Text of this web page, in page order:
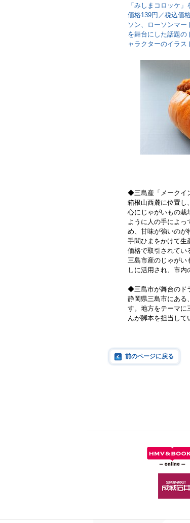
「みしまコロッケ
価格139円／税込価
ソン、ローソンマ
を舞台にした話題
ャラクターのイラス
◆三島産「メークイ
箱根山西麓に位置し
心にじゃがいもの栽
ように人の手によっ
め、甘味が強いのが
手間ひまをかけて生
価格で取引されてい
三島市産のじゃがい
しに活用され、市内
◆三島市が舞台のド
静岡県三島市にある
す。地方をテーマに
んが脚本を担当して
前のページに戻る